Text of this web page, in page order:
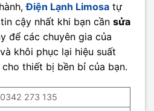
Điện Lạnh Limosa tự
cậy nhất khi bạn cần sửa
để các chuyên gia của
khôi phục lại hiệu suất
thiết bị bền bỉ của bạn.
0342 273 135